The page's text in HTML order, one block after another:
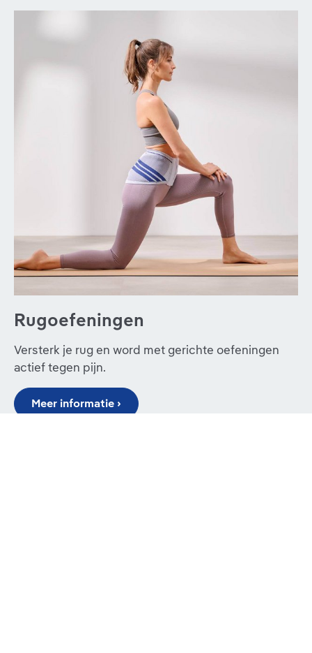
Rugoefeningen
Versterk je rug en word met gerichte oefeningen
actief tegen pijn.
Meer informatie ›